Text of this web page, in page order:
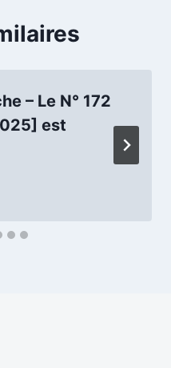
– Le N° 172
est